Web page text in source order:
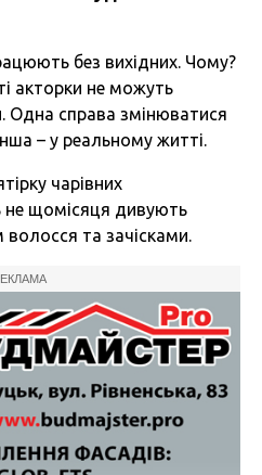
без вихідних. Чому?
акторки не можуть
Одна справа змінюватися
– у реальному житті.
чарівних
не щомісяця дивують
та зачісками.